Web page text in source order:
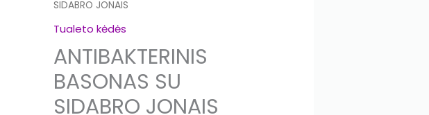
SIDABRO JONAIS
Tualeto kėdės
ANTIBAKTERINIS
BASONAS SU
SIDABRO JONAIS